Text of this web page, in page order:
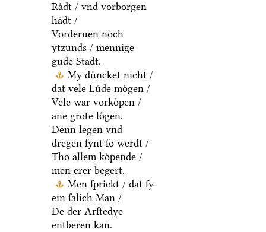
Raͤdt / vnd vorborgen
haͤdt /
Vorderuen noch
ytzunds / mennige
gude Stadt.
My duͤncket nicht /
dat vele Luͤde moͤgen /
Vele war vorkoͤpen /
ane grote loͤgen.
Denn legen vnd
dregen ſynt ſo werdt /
Tho allem koͤpende /
men erer begert.
Men ſprickt / dat ſy
ein ſalich Man /
De der Arſtedye
entberen kan.